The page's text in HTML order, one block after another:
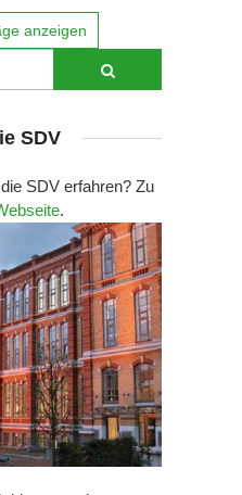
anzeigen
SDV
SDV erfahren? Zu
.